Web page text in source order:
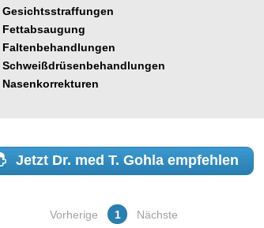
Gesichtsstraffungen
Fettabsaugung
Faltenbehandlungen
Schweißdrüsenbehandlungen
Nasenkorrekturen
Jetzt Dr. med T. Gohlaempfehlen
Vorherige 1 Nächste